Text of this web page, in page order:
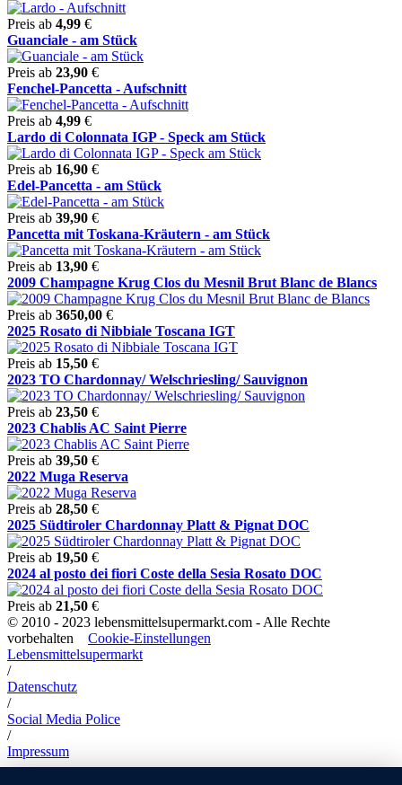
Preis ab 4,99 €
Guanciale - am Stück
Preis ab 23,90 €
Fenchel-Pancetta - Aufschnitt
Preis ab 4,99 €
Lardo di Colonnata IGP - Speck am Stück
Preis ab 16,90 €
Edel-Pancetta - am Stück
Preis ab 39,90 €
Pancetta mit Toskana-Kräutern - am Stück
Preis ab 13,90 €
2009 Champagne Krug Clos du Mesnil Brut Blanc de Blancs
Preis ab 3650,00 €
2025 Rosato di Nibbiale Toscana IGT
Preis ab 15,50 €
2023 TO Chardonnay/ Welschriesling/ Sauvignon
Preis ab 23,50 €
2023 Chablis AC Saint Pierre
Preis ab 39,50 €
2022 Muga Reserva
Preis ab 28,50 €
2025 Südtiroler Chardonnay Platt & Pignat DOC
Preis ab 19,50 €
2024 al posto dei fiori Coste della Sesia Rosato DOC
Preis ab 21,50 €
© 2010 - 2023 lebensmittelsupermarkt.com - Alle Rechte
vorbehalten Cookie-Einstellungen
Lebensmittelsupermarkt
/
Datenschutz
/
Social Media Police
/
Impressum